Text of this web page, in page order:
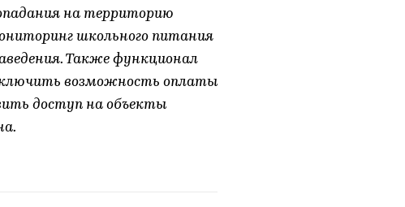
на территорию
школьного питания
Также функционал
возможность оплаты
доступ на объекты